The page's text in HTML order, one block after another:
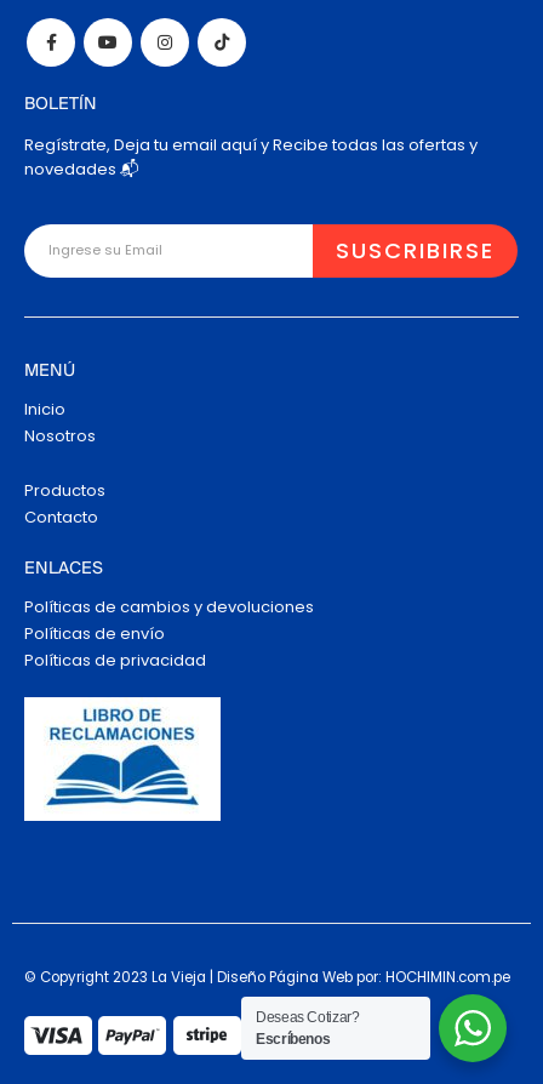
BOLETÍN
Regístrate, Deja tu email aquí y Recibe todas las ofertas y
novedades 📬
MENÚ
Inicio
Nosotros
Productos
Contacto
ENLACES
Políticas de cambios y devoluciones
Políticas de envío
Políticas de privacidad
© Copyright 2023 La Vieja | Diseño Página Web por: HOCHIMIN.com.pe
Deseas Cotizar?
Escríbenos